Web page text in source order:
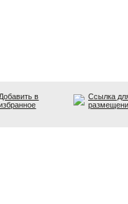
Добавить в
Ссылка